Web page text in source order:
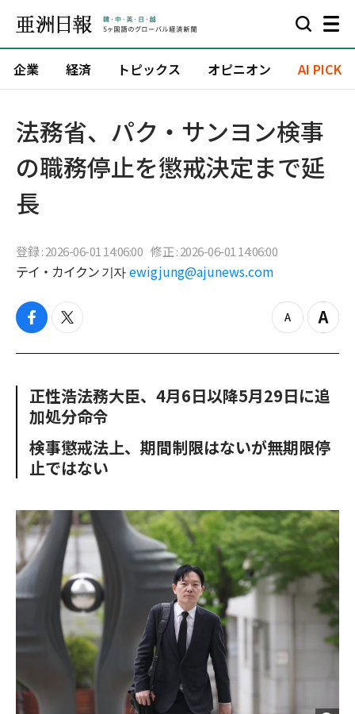
企業 経済 トピックス オピニオン AI PICK
法務省、パク・サンヨン検事
の職務停止を懲戒決定まで延
長
登録 : 2026-06-01 14:06:00 修正 : 2026-06-01 14:06:00
テイ・カイクン 기자 ewigjung@ajunews.com
f
c
o
o
k
t
i
e
r
z
o
u
Z
o
n
正性浩法務大臣、4月6日以降5月29日に追
加処分命令
検事懲戒法上、期間制限はないが無期限停
止ではない